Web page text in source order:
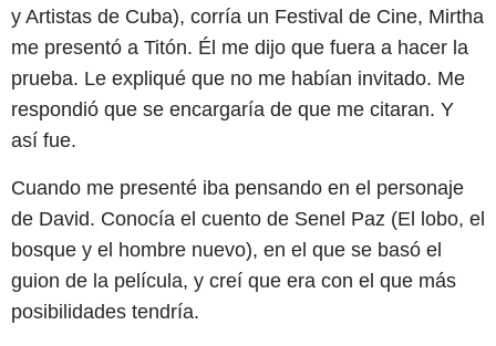
y Artistas de Cuba), corría un Festival de Cine, Mirtha
me presentó a Titón. Él me dijo que fuera a hacer la
prueba. Le expliqué que no me habían invitado. Me
respondió que se encargaría de que me citaran. Y
así fue.
Cuando me presenté iba pensando en el personaje
de David. Conocía el cuento de Senel Paz (El lobo, el
bosque y el hombre nuevo), en el que se basó el
guion de la película, y creí que era con el que más
posibilidades tendría.